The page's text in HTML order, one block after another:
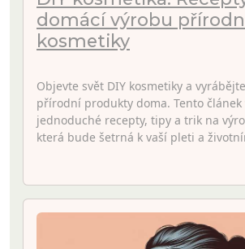
domácí výrobu
kosmetiky
Objevte svět DIY kosmetiky a
přírodní produkty doma. Tento
jednoduché recepty, tipy a trik na
která bude šetrná k vaší pleti a